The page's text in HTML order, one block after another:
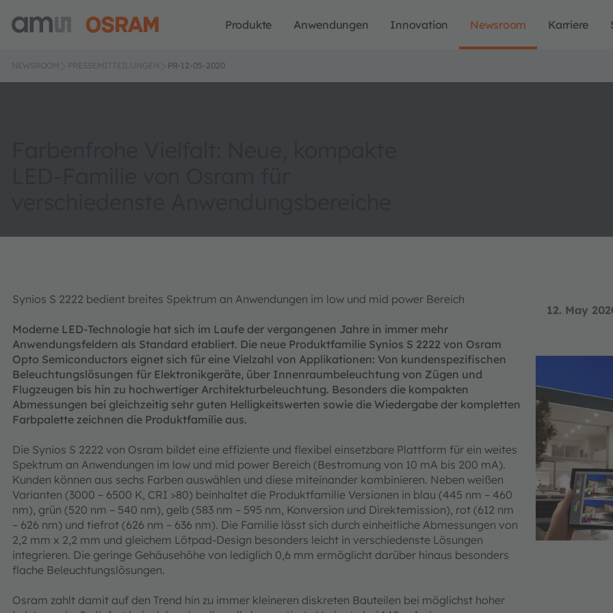
Produkte Anwendungen Innovation Newsroom Karriere
NEWSROOM PRESSEMITTEILUNGEN PR-12-05-2020
12. May
Synios S 2222 bedient breites Spektrum an Anwendungen im low und mid power Bereich
Moderne LED-Technologie hat sich im Laufe der vergangenen Jahre in immer mehr
Anwendungsfeldern als Standard etabliert. Die neue Produktfamilie Synios S 2222 von Osram
Opto Semiconductors eignet sich für eine Vielzahl von Applikationen: Von kundenspezifischen
Beleuchtungslösungen für Elektronikgeräte, über Innenraumbeleuchtung von Zügen und
Flugzeugen bis hin zu hochwertiger Architekturbeleuchtung. Besonders die kompakten
Abmessungen bei gleichzeitig sehr guten Helligkeitswerten sowie die Wiedergabe der kompletten
Farbpalette zeichnen die Produktfamilie aus.
Die Synios S 2222 von Osram bildet eine effiziente und flexibel einsetzbare Plattform für ein weites
Spektrum an Anwendungen im low und mid power Bereich (Bestromung von 10 mA bis 200 mA).
Kunden können aus sechs Farben auswählen und diese miteinander kombinieren. Neben weißen
Varianten (3000 – 6500 K, CRI >80) beinhaltet die Produktfamilie Versionen in blau (445 nm – 460
nm), grün (520 nm – 540 nm), gelb (583 nm – 595 nm, Konversion und Direktemission), rot (612 nm
– 626 nm) und tiefrot (626 nm – 636 nm). Die Familie lässt sich durch einheitliche Abmessungen von
2,2 mm x 2,2 mm und gleichem Lötpad-Design besonders leicht in verschiedenste Lösungen
integrieren. Die geringe Gehäusehöhe von lediglich 0,6 mm ermöglicht darüber hinaus besonders
flache Beleuchtungslösungen.
Osram zahlt damit auf den Trend hin zu immer kleineren diskreten Bauteilen bei möglichst hoher